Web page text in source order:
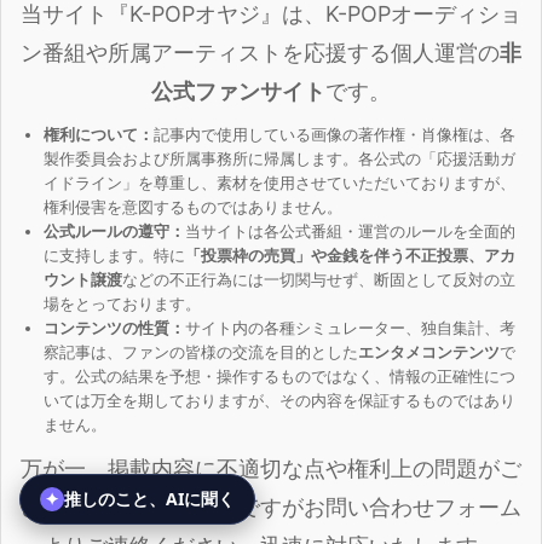
当サイト『K-POPオヤジ』は、K-POPオーディショ
ン番組や所属アーティストを応援する個人運営の非
公式ファンサイトです。
権利について： 記事内で使用している画像の著作権・肖像権は、各
製作委員会および所属事務所に帰属します。各公式の「応援活動ガ
イドライン」を尊重し、素材を使用させていただいておりますが、
権利侵害を意図するものではありません。
公式ルールの遵守： 当サイトは各公式番組・運営のルールを全面的
に支持します。特に 「投票枠の売買」や金銭を伴う不正投票、アカ
ウント譲渡などの不正行為には一切関与せず、断固として反対の立
場をとっております。
コンテンツの性質： サイト内の各種シミュレーター、独自集計、考
察記事は、ファンの皆様の交流を目的とした エンタメコンテンツで
す。公式の結果を予想・操作するものではなく、情報の正確性につ
いては万全を期しておりますが、その内容を保証するものではあり
ません。
万が一、掲載内容に不適切な点や権利上の問題がご
ざいましたら、お手数ですがお問い合わせフォーム